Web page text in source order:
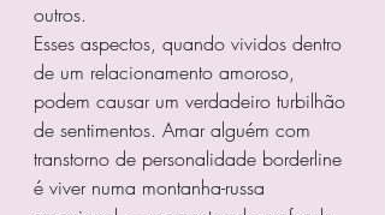
outros.
Esses aspectos, quando vividos dentro
de um relacionamento amoroso,
podem causar um verdadeiro turbilhão
de sentimentos. Amar alguém com
transtorno de personalidade borderline
é viver numa montanha-russa